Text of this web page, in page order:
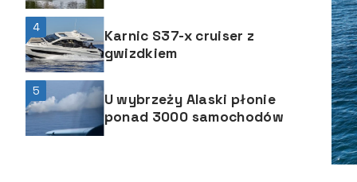
4
Karnic S37-x cruiser z
gwizdkiem
5
U wybrzeży Alaski płonie
ponad 3000 samochodów